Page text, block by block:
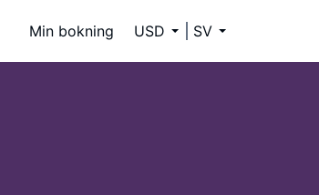
Min bokning USD SV